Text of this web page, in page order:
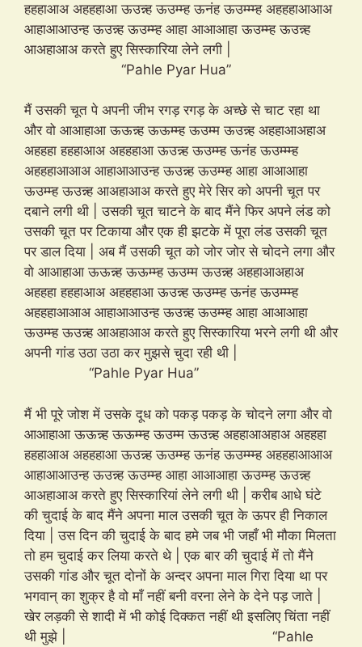
हहहाआअ अहहहाआ ऊउन्न्ह ऊउम्म्ह ऊनंह ऊउम्म्म्ह अहहहाआआअ
आहाआआउन्ह ऊउन्न्ह ऊउम्म्ह आहा आआआहा ऊउम्म्ह ऊउन्न्ह
आअहाआअ करते हुए सिस्कारिया लेने लगी |
“Pahle Pyar Hua”
मैं उसकी चूत पे अपनी जीभ रगड़ रगड़ के अच्छे से चाट रहा था
और वो आआहाआ ऊऊन्न्ह ऊऊम्म्ह ऊउम्म ऊउन्न्ह अहहाआअहाअ
अहहहा हहहाआअ अहहहाआ ऊउन्न्ह ऊउम्म्ह ऊनंह ऊउम्म्म्ह
अहहहाआआअ आहाआआउन्ह ऊउन्न्ह ऊउम्म्ह आहा आआआहा
ऊउम्म्ह ऊउन्न्ह आअहाआअ करते हुए मेरे सिर को अपनी चूत पर
दबाने लगी थी | उसकी चूत चाटने के बाद मैंने फिर अपने लंड को
उसकी चूत पर टिकाया और एक ही झटके में पूरा लंड उसकी चूत
पर डाल दिया | अब मैं उसकी चूत को जोर जोर से चोदने लगा और
वो आआहाआ ऊऊन्न्ह ऊऊम्म्ह ऊउम्म ऊउन्न्ह अहहाआअहाअ
अहहहा हहहाआअ अहहहाआ ऊउन्न्ह ऊउम्म्ह ऊनंह ऊउम्म्म्ह
अहहहाआआअ आहाआआउन्ह ऊउन्न्ह ऊउम्म्ह आहा आआआहा
ऊउम्म्ह ऊउन्न्ह आअहाआअ करते हुए सिस्कारिया भरने लगी थी और
अपनी गांड उठा उठा कर मुझसे चुदा रही थी |
“Pahle Pyar Hua”
मैं भी पूरे जोश में उसके दूध को पकड़ पकड़ के चोदने लगा और वो
आआहाआ ऊऊन्न्ह ऊऊम्म्ह ऊउम्म ऊउन्न्ह अहहाआअहाअ अहहहा
हहहाआअ अहहहाआ ऊउन्न्ह ऊउम्म्ह ऊनंह ऊउम्म्म्ह अहहहाआआअ
आहाआआउन्ह ऊउन्न्ह ऊउम्म्ह आहा आआआहा ऊउम्म्ह ऊउन्न्ह
आअहाआअ करते हुए सिस्कारियां लेने लगी थी | करीब आधे घंटे
की चुदाई के बाद मैंने अपना माल उसकी चूत के ऊपर ही निकाल
दिया | उस दिन की चुदाई के बाद हमे जब भी जहाँ भी मौका मिलता
तो हम चुदाई कर लिया करते थे | एक बार की चुदाई में तो मैंने
उसकी गांड और चूत दोनों के अन्दर अपना माल गिरा दिया था पर
भगवान् का शुक्र है वो माँ नहीं बनी वरना लेने के देने पड़ जाते |
खेर लड़की से शादी में भी कोई दिक्कत नहीं थी इसलिए चिंता नहीं
थी मुझे | “Pahle